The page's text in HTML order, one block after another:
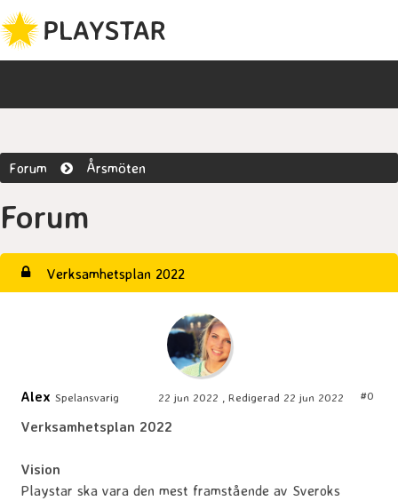
Forum Årsmöten
Forum
Verksamhetsplan 2022
Alex Spelansvarig 22 jun 2022 , Redigerad 22 jun 2022 #0
Verksamhetsplan 2022
Vision
Playstar ska vara den mest framstående av Sveroks